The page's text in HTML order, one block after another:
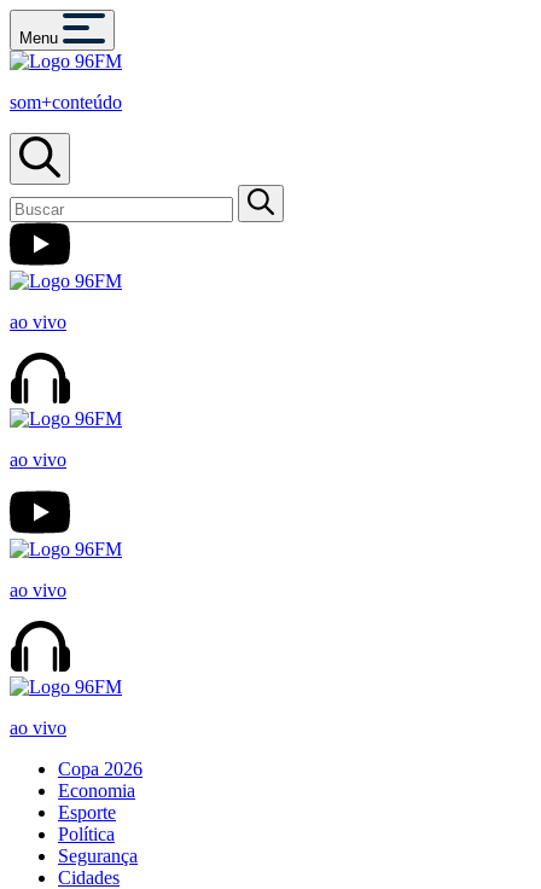
Menu
som+conteúdo
ao vivo
ao vivo
ao vivo
ao vivo
Copa 2026
Economia
Esporte
Política
Segurança
Cidades